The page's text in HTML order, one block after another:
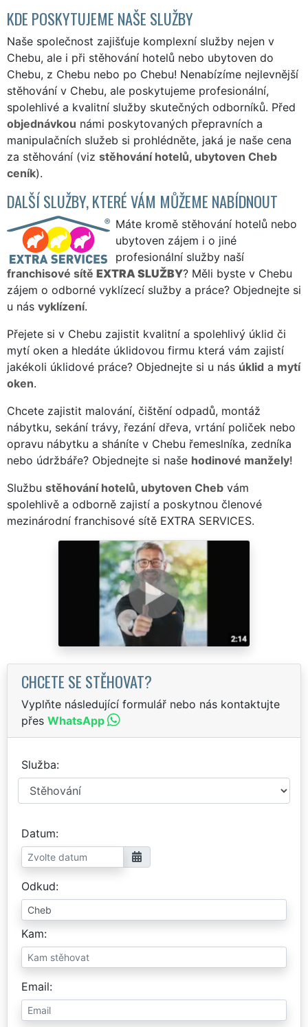
KDE POSKYTUJEME NAŠE SLUŽBY
Naše společnost zajišťuje komplexní služby nejen v
Chebu, ale i při stěhování hotelů nebo ubytoven do
Chebu, z Chebu nebo po Chebu! Nenabízíme nejlevnější
stěhování v Chebu, ale poskytujeme profesionální,
spolehlivé a kvalitní služby skutečných odborníků. Před
objednávkou námi poskytovaných přepravních a
manipulačních služeb si prohlédněte, jaká je naše cena
za stěhování (viz stěhování hotelů, ubytoven Cheb
ceník).
DALŠÍ SLUŽBY, KTERÉ VÁM MŮŽEME NABÍDNOUT
Máte kromě stěhování hotelů nebo
ubytoven zájem i o jiné
profesionální služby naší
franchisové sítě EXTRA SLUŽBY? Měli byste v Chebu
zájem o odborné vyklízecí služby a práce? Objednejte si
u nás vyklízení.
Přejete si v Chebu zajistit kvalitní a spolehlivý úklid či
mytí oken a hledáte úklidovou firmu která vám zajistí
jakékoli úklidové práce? Objednejte si u nás úklid a mytí
oken.
Chcete zajistit malování, čištění odpadů, montáž
nábytku, sekání trávy, řezání dřeva, vrtání poliček nebo
opravu nábytku a sháníte v Chebu řemeslníka, zedníka
nebo údržbáře? Objednejte si naše hodinové manžely!
Službu stěhování hotelů, ubytoven Cheb vám
spolehlivě a odborně zajistí a poskytnou členové
mezinárodní franchisové sítě EXTRA SERVICES.
CHCETE SE STĚHOVAT?
Vyplňte následující formulář nebo nás kontaktujte
přes WhatsApp
Služba
Datum
Odkud
Kam
Email